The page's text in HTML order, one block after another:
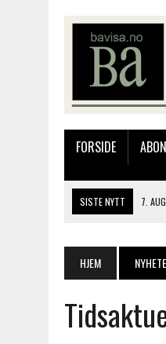
FORSIDE
SISTE NYTT 7.
6. AUGUST 2026 |
7. AUGUST 2026
HJEM